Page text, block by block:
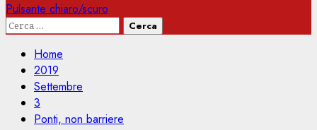
Pulsante chiaro/scuro
Ricerca
Home
2019
Settembre
3
Ponti, non barriere